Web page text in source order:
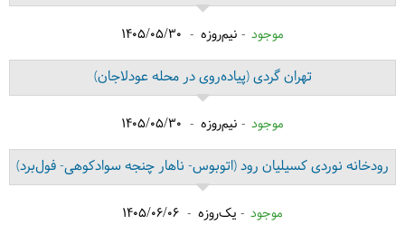
موجود نیم‌روزه 1405/05/30
تهران گردی(پیاده‌روی در محله عودلاجان)
موجود نیم‌روزه 1405/05/30
رودخانه نوردی کسیلیان رود(اتوبوس- ناهار چنجه سوادکوهی- فول‌برد)
موجود یک‌روزه 1405/06/06